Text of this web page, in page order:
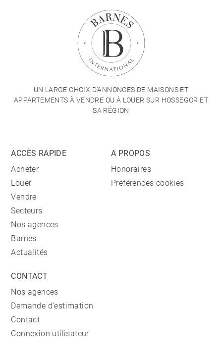
UN LARGE CHOIX D'ANNONCES DE MAISONS ET
APPARTEMENTS À VENDRE OU À LOUER SUR HOSSEGOR ET
SA RÉGION
ACCÈS RAPIDE
Acheter
Louer
Vendre
Secteurs
Nos agences
Barnes
Actualités
A PROPOS
Honoraires
Préférences cookies
CONTACT
Nos agences
Demande d'estimation
Contact
Connexion utilisateur